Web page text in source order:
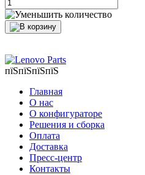
пїЅпїЅпїЅпїЅ
Главная
О нас
О конфигураторе
Решения и сборка
Оплата
Доставка
Пресс-центр
Контакты